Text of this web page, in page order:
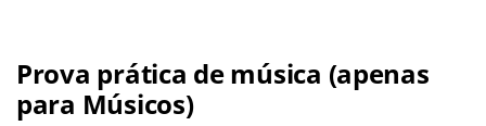
Prova prática de música (apenas
para Músicos)